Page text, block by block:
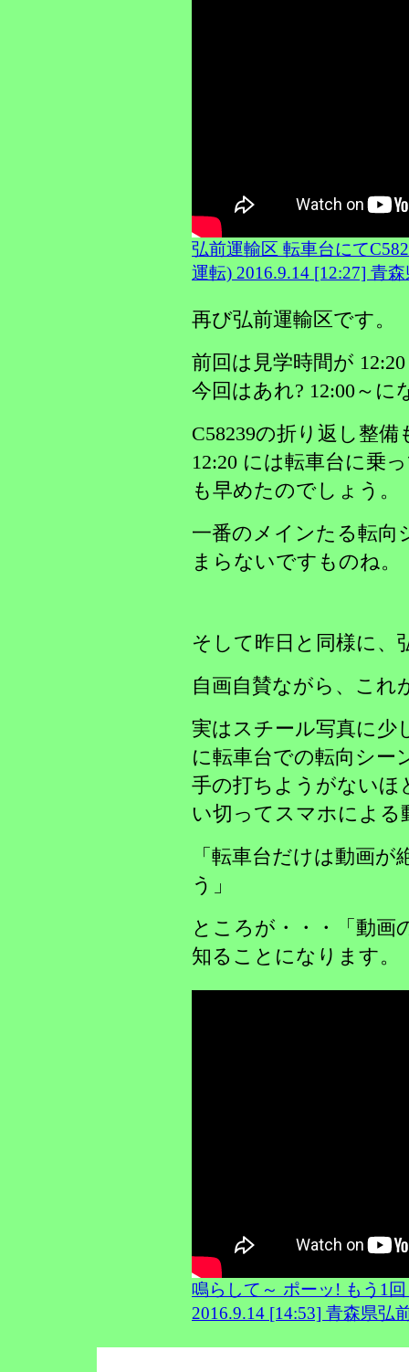
弘前運輸区 転車台にて
運転) 2016.9.14 [12:27] 青
再び弘前運輸区です。
前回は見学時間が
今回はあれ? 12:00～に
C58239の折り返し整
12:20 には転車台に乗
も早めたのでしょう。
一番のメインたる転向
まらないですものね。
そして昨日と同様に、
自画自賛ながら、これ
実はスチール写真に少
に転車台での転向シー
手の打ちようがないほ
い切ってスマホによる
「転車台だけは動画
う」
ところが・・・「動画
知ることになります。
鳴らして～ ポーッ! もう1
2016.9.14 [14:53] 青森県弘